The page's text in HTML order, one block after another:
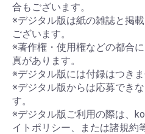
合もございます。
※デジタル版は紙の雑誌と掲
ございます。
※著作権・使用権などの都合
真があります。
※デジタル版には付録はつきま
※デジタル版からは応募でき
す。
※デジタル版ご利用の際は、
イトポリシー、または諸規約